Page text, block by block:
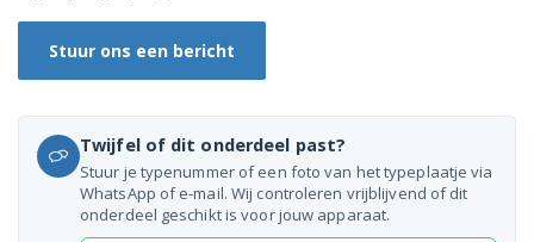
855492961006
855492961009
855493061006
Stuur ons een bericht
Twijfel of dit onderdeel past?
Stuur je typenummer of een foto van het typeplaatje via
WhatsApp of e-mail. Wij controleren vrijblijvend of dit
onderdeel geschikt is voor jouw apparaat.